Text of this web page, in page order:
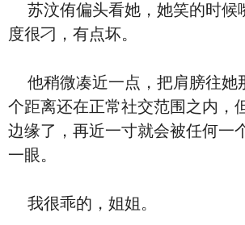
苏汶侑偏头看她，她笑的时候
度很刁，有点坏。
他稍微凑近一点，把肩膀往她
个距离还在正常社交范围之内，
边缘了，再近一寸就会被任何一
一眼。
我很乖的，姐姐。